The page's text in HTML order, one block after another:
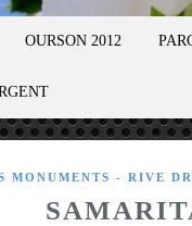
OURSON 2012
MONUMENTS - RIVE